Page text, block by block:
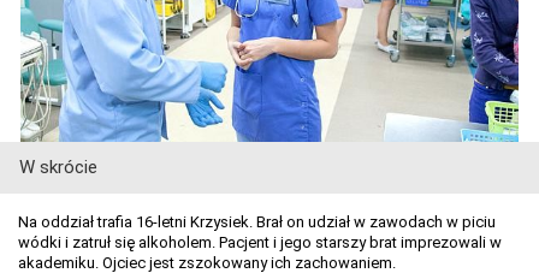
W skrócie
Na oddział trafia 16-letni Krzysiek. Brał on udział w zawodach w piciu
wódki i zatruł się alkoholem. Pacjent i jego starszy brat imprezowali w
akademiku. Ojciec jest zszokowany ich zachowaniem.